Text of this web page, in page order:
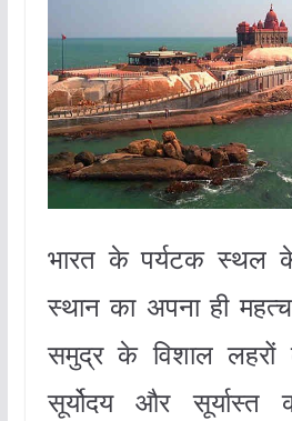
भारत के पर्यटक स्थल
स्थान का अपना ही
समुद्र के विशाल
सूर्योदय और सूर्यास्त